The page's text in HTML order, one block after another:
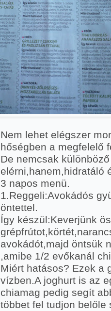
Nem lehet elégszer
hőségben a megfelelő
De nemcsak
elérni,hanem,hidratáló
3 napos menü.
1.Reggeli:Avokádós
öntettel.
Így készül:Keverjünk
avokádót,majd öntsük
,amibe 1/2 evőkanál
Miért hatásos? Ezek a
vízben.A joghurt is az
chiamag pedig segít
többet fel tudjon belőle